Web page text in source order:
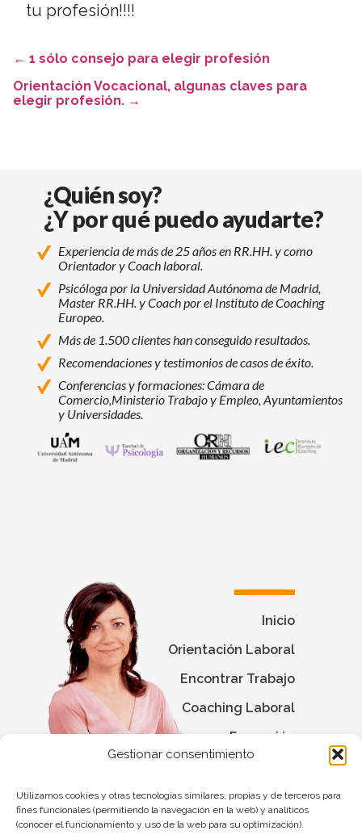
Gestionar consentimiento
Utilizamos cookies y otras tecnologías similares, propias y de terceros para
fines funcionales (permitiendo la navegación en la web) y analíticos
(conocer el funcionamiento y uso de la web para su optimización).
tu profesión!!!!
← 1 sólo consejo para elegir profesión
Orientación Vocacional, algunas claves para
elegir profesión. →
¿Quién soy?
¿Y por qué puedo ayudarte?
Experiencia de más de 25 años en RR.HH. y como
Orientador y Coach laboral.
Psicóloga por la Universidad Autónoma de Madrid,
Master RR.HH. y Coach por el Instituto de Coaching
Europeo.
Más de 1.500 clientes han conseguido resultados.
Recomendaciones y testimonios de casos de éxito.
Conferencias y formaciones: Cámara de
Comercio,Ministerio Trabajo y Empleo, Ayuntamientos
y Universidades.
Universidad Autónoma de Madrid
Facultad de Psicología - Universidad
Programas de Máster, Experto y
Instituto Europeo de
Inicio
Orientación Laboral
Encontrar Trabajo
Coaching Laboral
Formación
Contacto